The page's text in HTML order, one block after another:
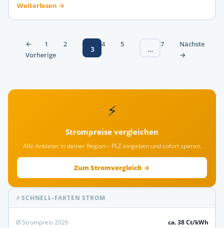
Weiterlesen →
Seitennummerierung
←
Vorherige
1 2
3
4 5
…
7
Nächste
→
⚡
Strompreise vergleichen
Alle Anbieter in deiner Region – PLZ eingeben und sofort sparen.
Zum Stromvergleich →
⚡ SCHNELL-FAKTEN STROM
Ø Strompreis 2026
ca. 38 Ct/kWh